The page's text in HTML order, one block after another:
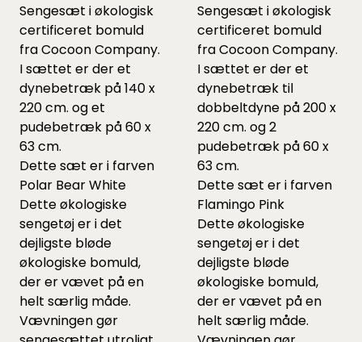
Sengesæt i økologisk
certificeret bomuld
fra Cocoon Company.
I sættet er der et
dynebetræk på 140 x
220 cm. og et
pudebetræk på 60 x
63 cm.
Dette sæt er i farven
Polar Bear White
Dette økologiske
sengetøj er i det
dejligste bløde
økologiske bomuld,
der er vævet på en
helt særlig måde.
Vævningen gør
Sengesæt i økologisk
certificeret bomuld
fra Cocoon Company.
I sættet er der et
dynebetræk til
dobbeltdyne på 200 x
220 cm. og 2
pudebetræk på 60 x
63 cm.
Dette sæt er i farven
Flamingo Pink
Dette økologiske
sengetøj er i det
dejligste bløde
økologiske bomuld,
der er vævet på en
helt særlig måde.